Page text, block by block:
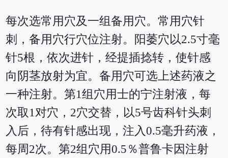
每次选常用穴及一组备用穴。常用穴针
刺，备用穴行穴位注射。阳萎穴以2.5寸毫
针5根，依次进针，经提插捻转，使针感
向阴茎放射为宜。备用穴可选上述药液之
一种注射。第1组穴用士的宁注射液，每
次取1对穴，2穴交替，以5号齿科针头刺
入后，待有针感出现，注入0.5毫升药液，
每周2次。第2组穴用0.5％普鲁卡因注射